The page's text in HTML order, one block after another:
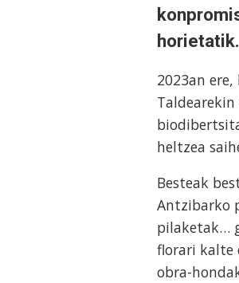
horietatik.
2023an
heltzea
Besteak
Antzibarko
pilaketak…
florari kalte
obra-